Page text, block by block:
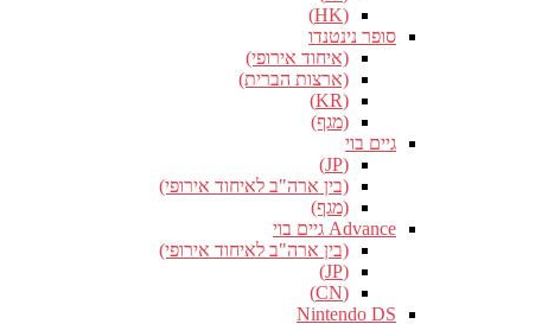
(HK)
סופר נינטנדו
(איחוד אירופי)
(ארצות הברית)
(KR)
(מגף)
גיים בוי
(JP)
(בין ארה"ב לאיחוד אירופי)
(מגף)
Advance גיים בוי
(בין ארה"ב לאיחוד אירופי)
(JP)
(CN)
Nintendo DS